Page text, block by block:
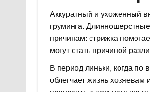
Аккуратный и ухоженный
груминга.
причинам: стрижка
могут стать причиной
В период линьки, когда по
облегчает жизнь хозяевам